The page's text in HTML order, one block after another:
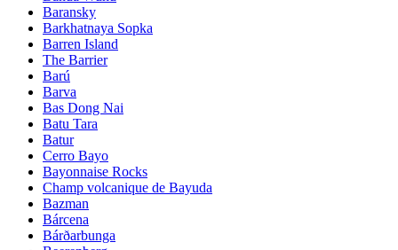
Baransky
Barkhatnaya Sopka
Barren Island
The Barrier
Barú
Barva
Bas Dong Nai
Batu Tara
Batur
Cerro Bayo
Bayonnaise Rocks
Champ volcanique de Bayuda
Bazman
Bárcena
Bárðarbunga